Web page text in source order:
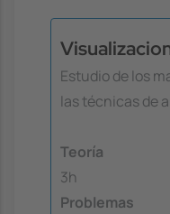
Estudio de los
las técnicas de
Teoría
3h
Problemas